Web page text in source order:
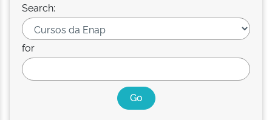
Search:
for